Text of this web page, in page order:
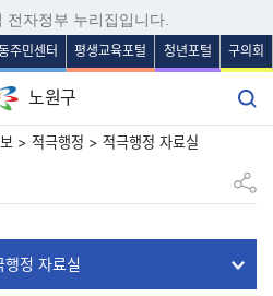
바로가기
바로가기
뉴 바로가기
바로가기
자정부 누리집입니다.
주민센터 평생교육포털 청년포털 구의회
노원구
> 적극행정 > 적극행정 자료실
공유하
행정 자료실